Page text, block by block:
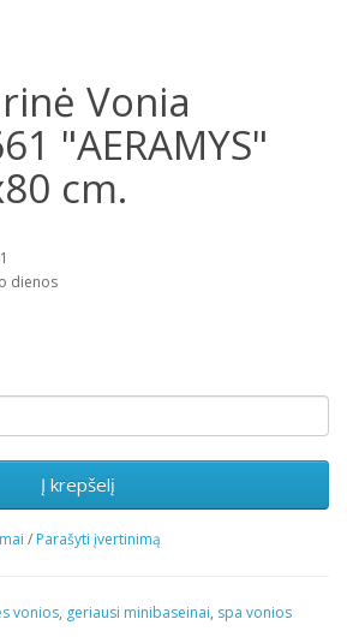
Vonia
"AERAMYS"
cm.
dienos
Į krepšelį
/ Parašyti įvertinimą
vonios, geriausi minibaseinai, spa vonios